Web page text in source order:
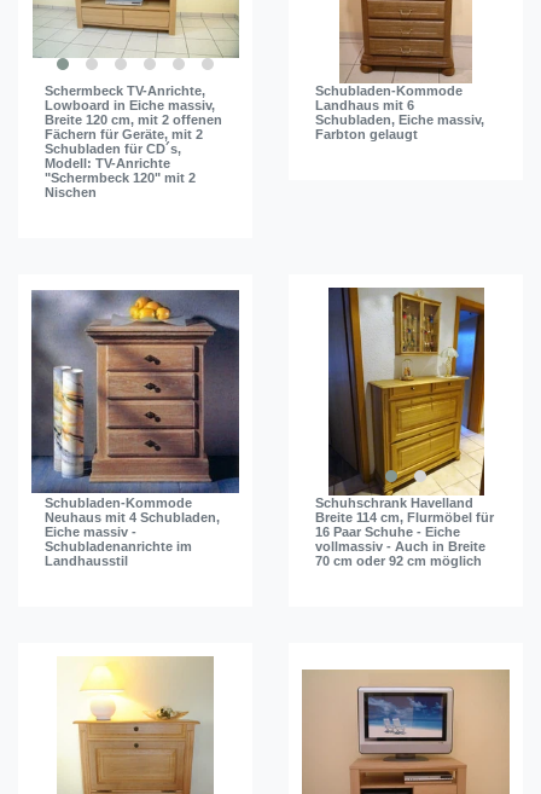
Schermbeck TV-Anrichte,
Lowboard in Eiche massiv,
Breite 120 cm, mit 2 offenen
Fächern für Geräte, mit 2
Schubladen für CD´s,
Modell: TV-Anrichte
"Schermbeck 120" mit 2
Nischen
Schubladen-Kommode
Landhaus mit 6
Schubladen, Eiche massiv,
Farbton gelaugt
Schubladen-Kommode
Neuhaus mit 4 Schubladen,
Eiche massiv -
Schubladenanrichte im
Landhausstil
Schuhschrank Havelland
Breite 114 cm, Flurmöbel für
16 Paar Schuhe - Eiche
vollmassiv - Auch in Breite
70 cm oder 92 cm möglich